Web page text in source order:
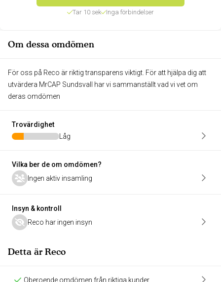
Tar 10 sek Inga förbindelser
Om dessa omdömen
För oss på Reco är riktig transparens viktigt. För att hjälpa dig att
utvärdera MrCAP Sundsvall har vi sammanställt vad vi vet om
deras omdömen
Trovärdighet
Låg
Vilka ber de om omdömen?
Ingen aktiv insamling
Insyn & kontroll
Reco har ingen insyn
Detta är Reco
Oberoende omdömen från riktiga kunder